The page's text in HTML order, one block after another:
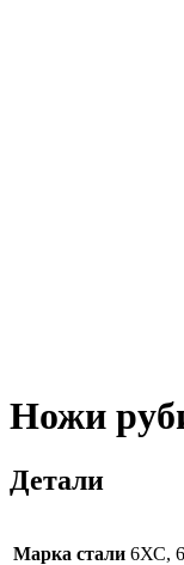
Ножи
Детали
Марка стали 6ХС,